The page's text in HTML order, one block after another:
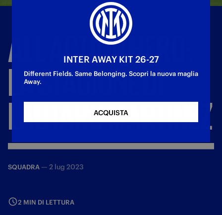
ALL ACTIONHERO:
LASTAGIONEDI
LAUTAROMARTINEZ
SQUADRA — 2 lug 2023
2 MIN DI LETTURA
INTER AWAY KIT 26-27
Different Fields. Same Belonging. Scopri la nuova maglia
Away.
ACQUISTA